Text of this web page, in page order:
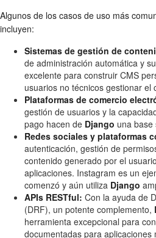
Algunos de los casos de uso más
incluyen:
Sistemas de gestión de
de administración automática y
excelente para construir CMS
usuarios no técnicos gestionar
Plataformas de comercio
gestión de usuarios y la
pago hacen de Django una
Redes sociales y plataformas
autenticación, gestión de
contenido generado por el
aplicaciones. Instagram es un
comenzó y aún utiliza Django
APIs RESTful: Con la ayuda de
(DRF), un potente complemento,
herramienta excepcional para
documentadas para aplicaciones